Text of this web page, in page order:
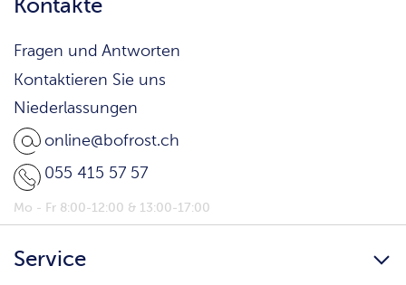
Kontakte
Fragen und Antworten
Kontaktieren Sie uns
Niederlassungen
online@bofrost.ch
055 415 57 57
Mo - Fr 8:00-12:00 & 13:00-17:00
Service